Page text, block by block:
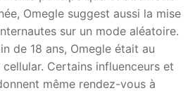
Omegle suggest aussi la mise
sur un mode aléatoire.
de 18 ans, Omegle était au
Certains influenceurs et
même rendez-vous à